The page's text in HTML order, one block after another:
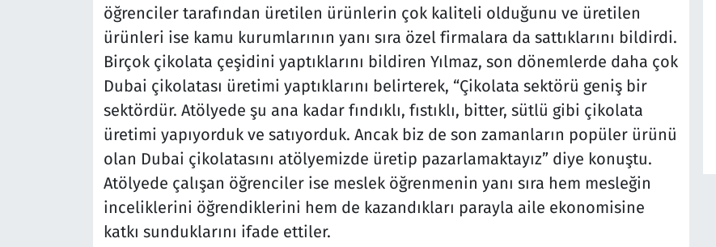
öğrenciler tarafından üretilen ürünlerin çok kaliteli olduğunu ve üretilen
ürünleri ise kamu kurumlarının yanı sıra özel firmalara da sattıklarını bildirdi.
Birçok çikolata çeşidini yaptıklarını bildiren Yılmaz, son dönemlerde daha çok
Dubai çikolatası üretimi yaptıklarını belirterek, “Çikolata sektörü geniş bir
sektördür. Atölyede şu ana kadar fındıklı, fıstıklı, bitter, sütlü gibi çikolata
üretimi yapıyorduk ve satıyorduk. Ancak biz de son zamanların popüler ürünü
olan Dubai çikolatasını atölyemizde üretip pazarlamaktayız” diye konuştu.
Atölyede çalışan öğrenciler ise meslek öğrenmenin yanı sıra hem mesleğin
inceliklerini öğrendiklerini hem de kazandıkları parayla aile ekonomisine
katkı sunduklarını ifade ettiler.